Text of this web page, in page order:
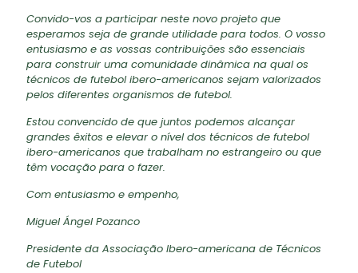
Convido-vos a participar neste novo projeto que
esperamos seja de grande utilidade para todos. O vosso
entusiasmo e as vossas contribuições são essenciais
para construir uma comunidade dinâmica na qual os
técnicos de futebol ibero-americanos sejam valorizados
pelos diferentes organismos de futebol.
Estou convencido de que juntos podemos alcançar
grandes êxitos e elevar o nível dos técnicos de futebol
ibero-americanos que trabalham no estrangeiro ou que
têm vocação para o fazer.
Com entusiasmo e empenho,
Miguel Ángel Pozanco
Presidente da Associação Ibero-americana de Técnicos
de Futebol